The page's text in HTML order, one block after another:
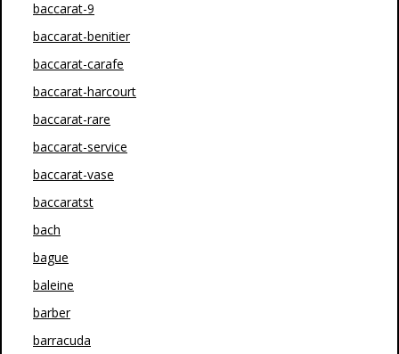
baccarat-9
baccarat-benitier
baccarat-carafe
baccarat-harcourt
baccarat-rare
baccarat-service
baccarat-vase
baccaratst
bach
bague
baleine
barber
barracuda